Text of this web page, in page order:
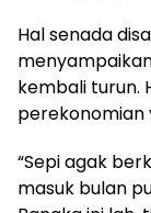
Hal senada
kembali turun.
perekonomian
“Sepi agak
masuk bulan